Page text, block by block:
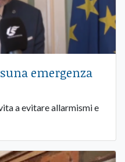
emergenza
a evitare allarmismi e